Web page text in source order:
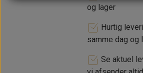
og lager
Hurtig
samme dag
Se aktuel